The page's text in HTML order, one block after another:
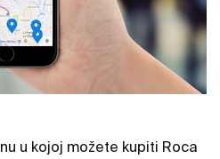
u kojoj možete kupiti Roca